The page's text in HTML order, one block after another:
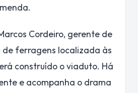
Cordeiro, gerente de
de ferragens localizada às
construído o viaduto. Há
e acompanha o drama